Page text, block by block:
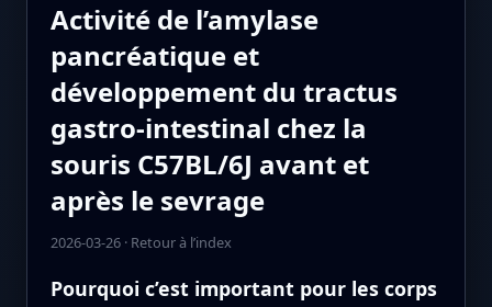
Activité de l’amylase
pancréatique et
développement du tractus
gastro-intestinal chez la
souris C57BL/6J avant et
après le sevrage
2026-03-26· Retour à l’index
Pourquoi c’est important pour les corps